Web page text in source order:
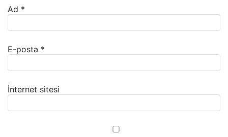
Ad *
E-posta *
İnternet sitesi